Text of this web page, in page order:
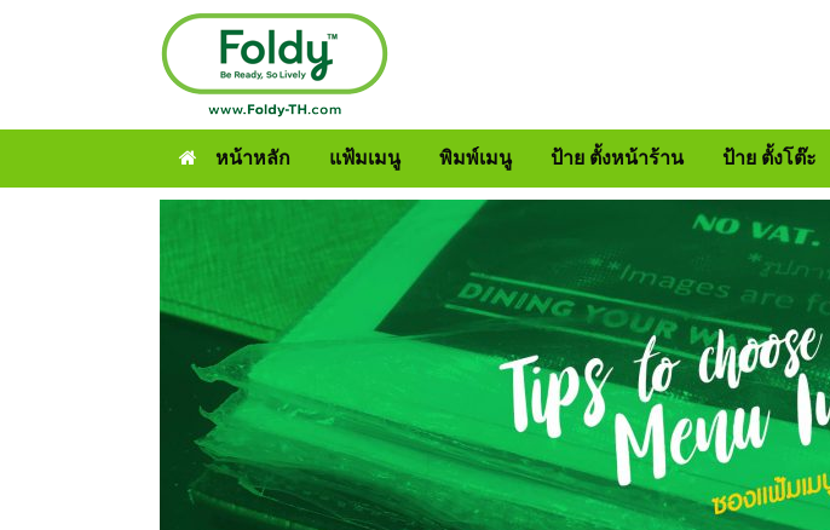
หน้าหลัก แฟ้มเมนู พิมพ์เมนู ป้าย ตั้งหน้าร้าน ป้าย ตั้งโต๊ะ